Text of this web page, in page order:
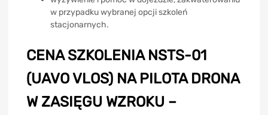
w przypadku wybranej opcji szkoleń
stacjonarnych.
CENA SZKOLENIA NSTS-01
(UAVO VLOS) NA PILOTA DRONA
W ZASIĘGU WZROKU –